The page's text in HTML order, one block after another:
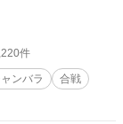
子に臣従するかとい
ち。
件
ンバラ
合戦